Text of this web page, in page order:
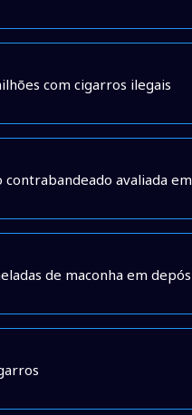
com cigarros ilegais
avaliada
de maconha em